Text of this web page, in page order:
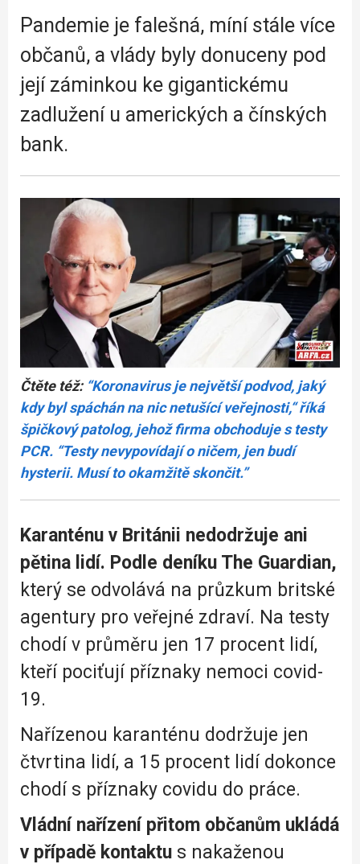
Pandemie je falešná, míní stále více
občanů, a vlády byly donuceny pod
její záminkou ke gigantickému
zadlužení u amerických a čínských
bank.
Čtěte též: “Koronavirus je největší podvod, jaký
kdy byl spáchán na nic netušící veřejnosti,“ říká
špičkový patolog, jehož firma obchoduje s testy
PCR. “Testy nevypovídají o ničem, jen budí
hysterii. Musí to okamžitě skončit.”
Karanténu v Británii nedodržuje ani
pětina lidí. Podle deníku The Guardian,
který se odvolává na průzkum britské
agentury pro veřejné zdraví. Na testy
chodí v průměru jen 17 procent lidí,
kteří pociťují příznaky nemoci covid-
19.
Nařízenou karanténu dodržuje jen
čtvrtina lidí, a 15 procent lidí dokonce
chodí s příznaky covidu do práce.
Vládní nařízení přitom občanům ukládá
v případě kontaktu s nakaženou